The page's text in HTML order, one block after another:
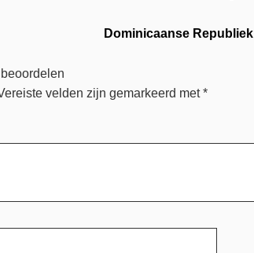
Dominicaanse Republiek
velden zijn gemarkeerd met*